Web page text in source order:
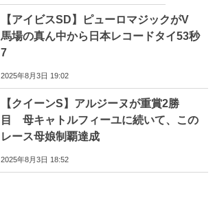
【アイビスSD】ピューロマジックがV
馬場の真ん中から日本レコードタイ53秒
7
2025年8月3日 19:02
【クイーンS】アルジーヌが重賞2勝
目 母キャトルフィーユに続いて、この
レース母娘制覇達成
2025年8月3日 18:52